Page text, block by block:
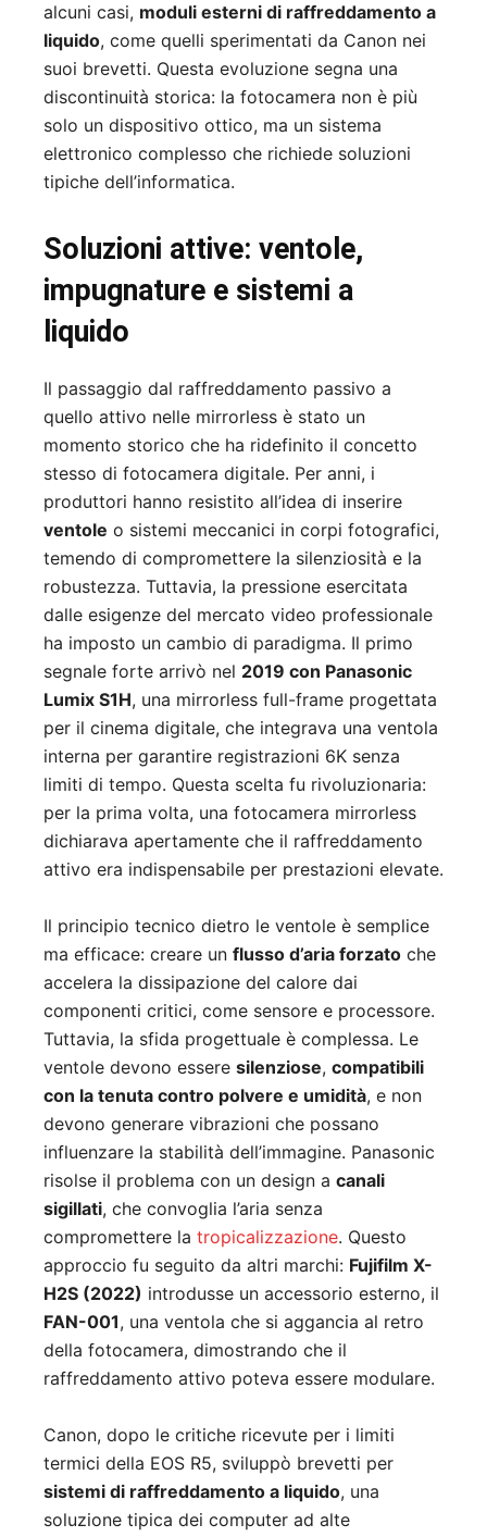
alcuni casi, moduli esterni di raffreddamento a
liquido, come quelli sperimentati da Canon nei
suoi brevetti. Questa evoluzione segna una
discontinuità storica: la fotocamera non è più
solo un dispositivo ottico, ma un sistema
elettronico complesso che richiede soluzioni
tipiche dell’informatica.
Soluzioni attive: ventole,
impugnature e sistemi a
liquido
Il passaggio dal raffreddamento passivo a
quello attivo nelle mirrorless è stato un
momento storico che ha ridefinito il concetto
stesso di fotocamera digitale. Per anni, i
produttori hanno resistito all’idea di inserire
ventole o sistemi meccanici in corpi fotografici,
temendo di compromettere la silenziosità e la
robustezza. Tuttavia, la pressione esercitata
dalle esigenze del mercato video professionale
ha imposto un cambio di paradigma. Il primo
segnale forte arrivò nel 2019 con Panasonic
Lumix S1H, una mirrorless full-frame progettata
per il cinema digitale, che integrava una ventola
interna per garantire registrazioni 6K senza
limiti di tempo. Questa scelta fu rivoluzionaria:
per la prima volta, una fotocamera mirrorless
dichiarava apertamente che il raffreddamento
attivo era indispensabile per prestazioni elevate.
Il principio tecnico dietro le ventole è semplice
ma efficace: creare un flusso d’aria forzato che
accelera la dissipazione del calore dai
componenti critici, come sensore e processore.
Tuttavia, la sfida progettuale è complessa. Le
ventole devono essere silenziose, compatibili
con la tenuta contro polvere e umidità, e non
devono generare vibrazioni che possano
influenzare la stabilità dell’immagine. Panasonic
risolse il problema con un design a canali
sigillati, che convoglia l’aria senza
compromettere la tropicalizzazione. Questo
approccio fu seguito da altri marchi: Fujifilm X-
H2S (2022) introdusse un accessorio esterno, il
FAN-001, una ventola che si aggancia al retro
della fotocamera, dimostrando che il
raffreddamento attivo poteva essere modulare.
Canon, dopo le critiche ricevute per i limiti
termici della EOS R5, sviluppò brevetti per
sistemi di raffreddamento a liquido, una
soluzione tipica dei computer ad alte